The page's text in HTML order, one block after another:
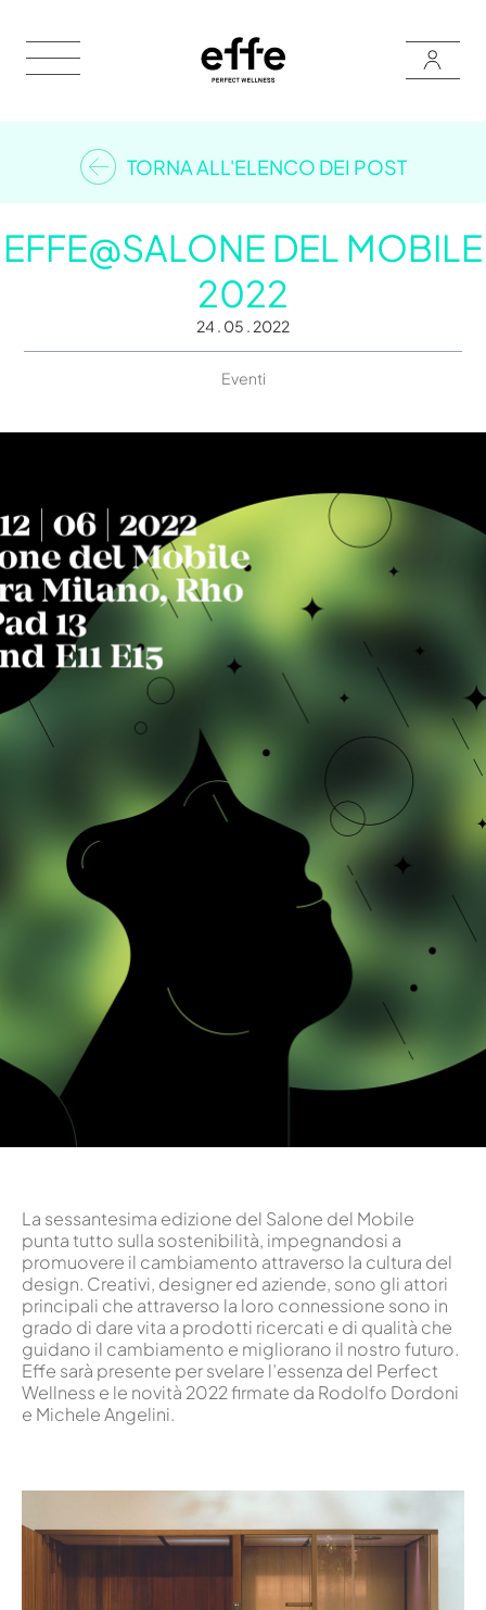
TORNA ALL'ELENCO DEI POST
EFFE@SALONE DEL MOBILE
2022
24 . 05 . 2022
Eventi
La sessantesima edizione del Salone del Mobile
punta tutto sulla sostenibilità, impegnandosi a
promuovere il cambiamento attraverso la cultura del
design. Creativi, designer ed aziende, sono gli attori
principali che attraverso la loro connessione sono in
grado di dare vita a prodotti ricercati e di qualità che
guidano il cambiamento e migliorano il nostro futuro.
Effe sarà presente per svelare l’essenza del Perfect
Wellness e le novità 2022 firmate da Rodolfo Dordoni
e Michele Angelini.